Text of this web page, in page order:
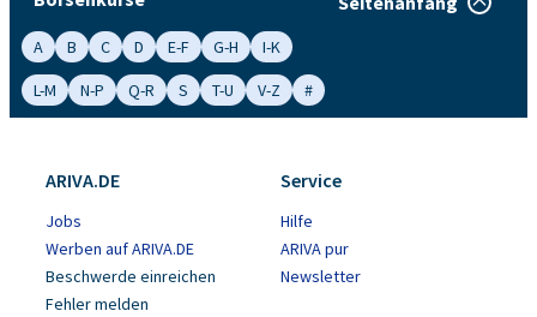
A B C D E-F G-H
I-K
L-M
N-P Q-R S T-U V-Z #
ARIVA.DE
Jobs
Werben auf ARIVA.DE
Beschwerde einreichen
Fehler melden
Service
Hilfe
ARIVA pur
Newsletter